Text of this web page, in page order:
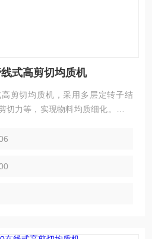
式高剪切均质机
剪切均质机，采用多层定转子结
切力等，实现物料均质细化。可连